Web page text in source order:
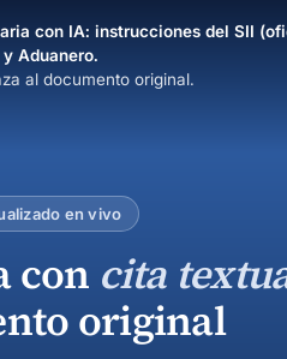
con IA: instrucciones del SII
Aduanero.
al documento original.
en vivo
con cita
original